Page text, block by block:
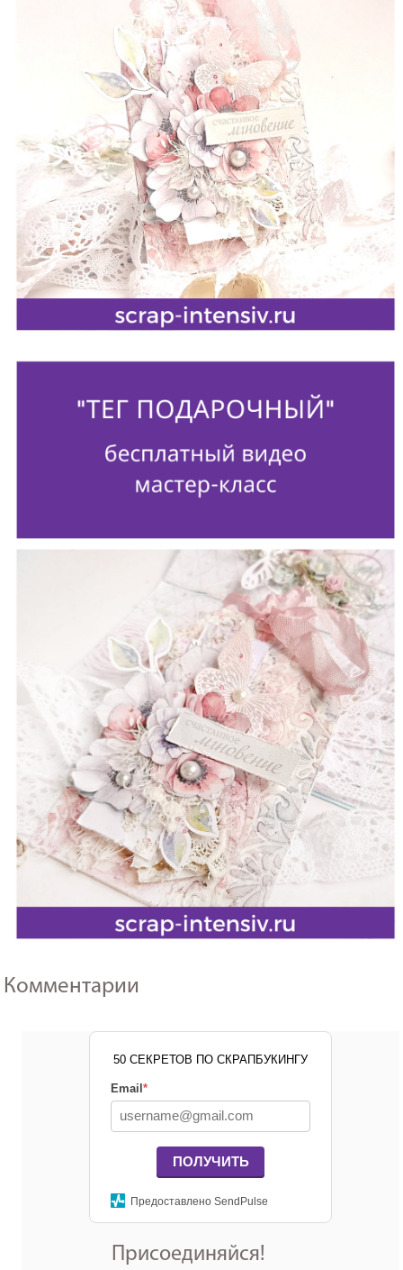
Комментарии
50 СЕКРЕТОВ ПО СКРАПБУКИНГУ
Email*
ПОЛУЧИТЬ
Предоставлено SendPulse
Присоединяйся!